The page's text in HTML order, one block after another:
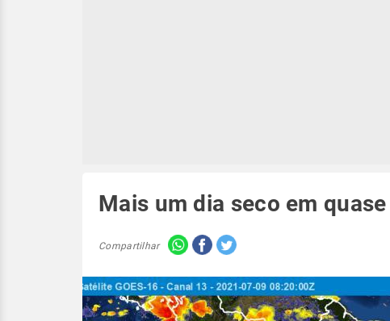
Mais um dia seco em
Compartilhar